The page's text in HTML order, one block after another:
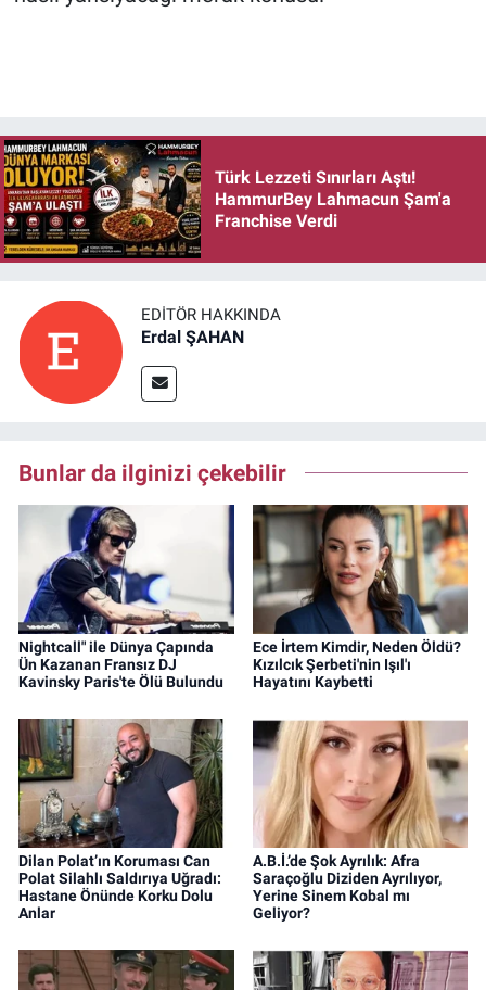
Türk Lezzeti Sınırları Aştı!
HammurBey Lahmacun Şam'a
Franchise Verdi
EDITÖR HAKKINDA
Erdal ŞAHAN
Bunlar da ilginizi çekebilir
Nightcall" ile Dünya Çapında
Ün Kazanan Fransız DJ
Kavinsky Paris'te Ölü Bulundu
Ece İrtem Kimdir, Neden Öldü?
Kızılcık Şerbeti'nin Işıl'ı
Hayatını Kaybetti
Dilan Polat’ın Koruması Can
Polat Silahlı Saldırıya Uğradı:
Hastane Önünde Korku Dolu
Anlar
A.B.İ.’de Şok Ayrılık: Afra
Saraçoğlu Diziden Ayrılıyor,
Yerine Sinem Kobal mı
Geliyor?